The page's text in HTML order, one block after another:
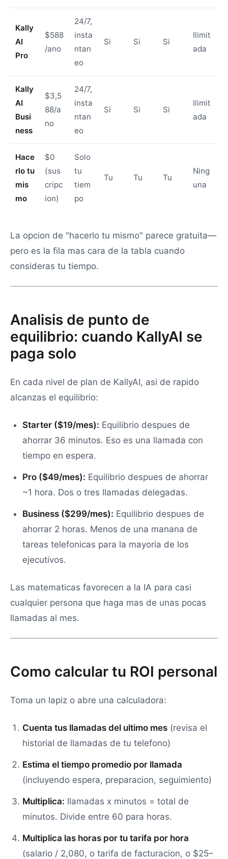
Kally
AI
Pro
$588
/ano
24/7,
insta
ntan
eo
Si Si Si
Ilimit
ada
Kally
AI
Busi
ness
$3,5
88/a
no
24/7,
insta
ntan
eo
Si Si Si
Ilimit
ada
Hace
rlo tu
mis
mo
$0
(sus
cripc
ion)
Solo
tu
tiem
po
Tu Tu Tu
Ning
una
La opcion de "hacerlo tu mismo" parece gratuita—
pero es la fila mas cara de la tabla cuando
consideras tu tiempo.
Analisis de punto de
equilibrio: cuando KallyAI se
paga solo
En cada nivel de plan de KallyAI, asi de rapido
alcanzas el equilibrio:
Starter ($19/mes): Equilibrio despues de
ahorrar 36 minutos. Eso es una llamada con
tiempo en espera.
Pro ($49/mes): Equilibrio despues de ahorrar
~1 hora. Dos o tres llamadas delegadas.
Business ($299/mes): Equilibrio despues de
ahorrar 2 horas. Menos de una manana de
tareas telefonicas para la mayoria de los
ejecutivos.
Las matematicas favorecen a la IA para casi
cualquier persona que haga mas de unas pocas
llamadas al mes.
Como calcular tu ROI personal
Toma un lapiz o abre una calculadora:
Cuenta tus llamadas del ultimo mes (revisa el
historial de llamadas de tu telefono)
Estima el tiempo promedio por llamada
(incluyendo espera, preparacion, seguimiento)
Multiplica: llamadas x minutos = total de
minutos. Divide entre 60 para horas.
Multiplica las horas por tu tarifa por hora
(salario / 2,080, o tarifa de facturacion, o $25–